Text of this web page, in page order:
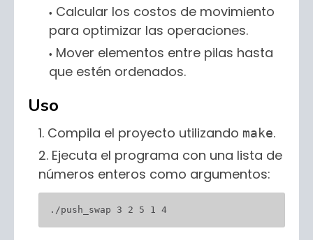
Calcular los costos de movimiento
para optimizar las operaciones.
Mover elementos entre pilas hasta
que estén ordenados.
Uso
Compila el proyecto utilizando make.
Ejecuta el programa con una lista de
números enteros como argumentos:
./push_swap 3 2 5 1 4